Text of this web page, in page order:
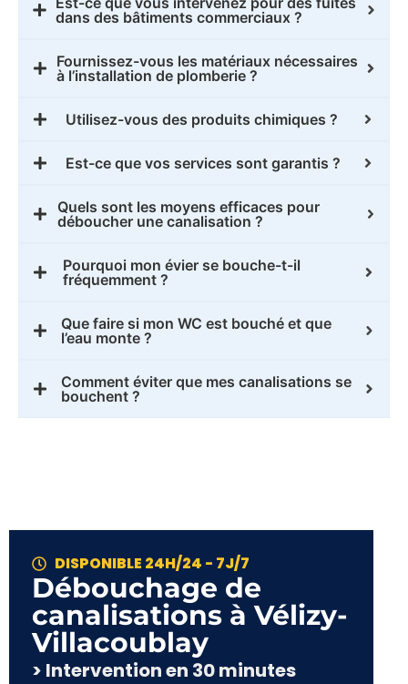
dans des bâtiments commerciaux ?
Fournissez-vous les matériaux nécessaires
à l’installation de plomberie ?
Utilisez-vous des produits chimiques ?
Est-ce que vos services sont garantis ?
Quels sont les moyens efficaces pour
déboucher une canalisation ?
Pourquoi mon évier se bouche-t-il
fréquemment ?
Que faire si mon WC est bouché et que
l’eau monte ?
Comment éviter que mes canalisations se
bouchent ?
DISPONIBLE 24H/24 - 7J/7
Débouchage de
canalisations à Vélizy-
Villacoublay
> Intervention en 30 minutes